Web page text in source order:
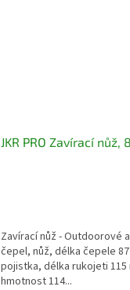
JKR PRO Zavírací nůž,
Zavírací nůž - Outdoorové
čepel, nůž, délka čepele 87
pojistka, délka rukojeti 115
hmotnost 114...